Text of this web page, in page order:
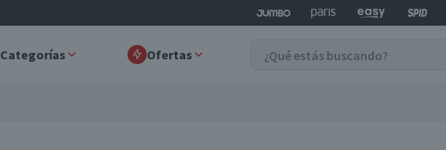
Categorías Ofertas